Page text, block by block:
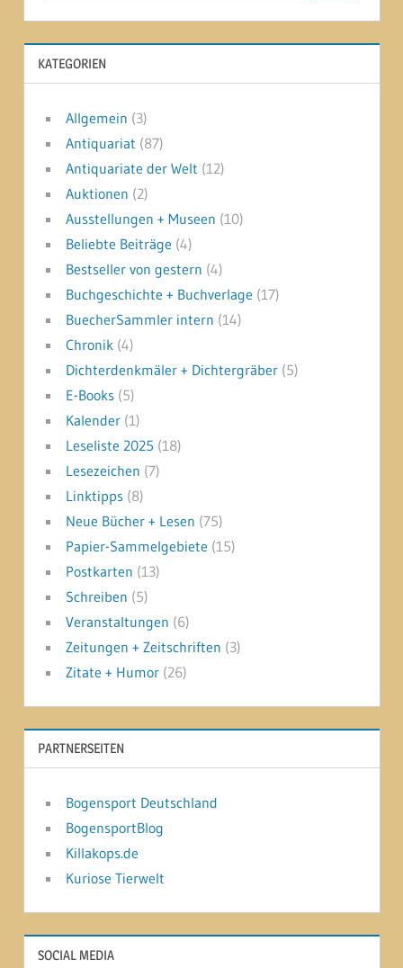
KATEGORIEN
Allgemein (3)
Antiquariat (87)
Antiquariate der Welt (12)
Auktionen (2)
Ausstellungen + Museen (10)
Beliebte Beiträge (4)
Bestseller von gestern (4)
Buchgeschichte + Buchverlage (17)
BuecherSammler intern (14)
Chronik(4)
Dichterdenkmäler + Dichtergräber(5)
E-Books(5)
Kalender(1)
Leseliste 2025 (18)
Lesezeichen (7)
Linktipps(8)
Neue Bücher + Lesen (75)
Papier-Sammelgebiete (15)
Postkarten (13)
Schreiben (5)
Veranstaltungen (6)
Zeitungen + Zeitschriften (3)
Zitate + Humor(26)
PARTNERSEITEN
Bogensport Deutschland
BogensportBlog
Killakops.de
Kuriose Tierwelt
SOCIAL MEDIA